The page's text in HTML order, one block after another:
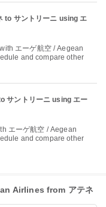
サントリーニ using エ
and compare other
サントリーニ using エー
and compare other
Airlines from アテネ